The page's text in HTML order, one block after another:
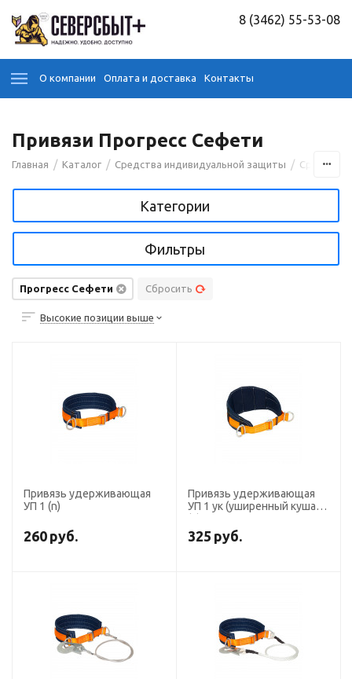
8 (3462) 55-53-08
О компании Оплата и доставка Контакты
Привязи Прогресс Сефети
Главная / Каталог / Средства индивидуальной защиты / Средства
Категории
Фильтры
Прогресс Сефети Сбросить
Высокие позиции выше
Привязь удерживающая
УП 1 (n)
260 руб.
Привязь удерживающая
УП 1 ук (уширенный кушак)
325 руб.